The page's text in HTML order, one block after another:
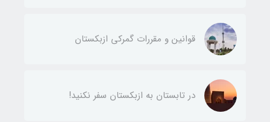
قوانین و مقررات گمرکی ازبکستان
در تابستان به ازبکستان سفر نکنید!